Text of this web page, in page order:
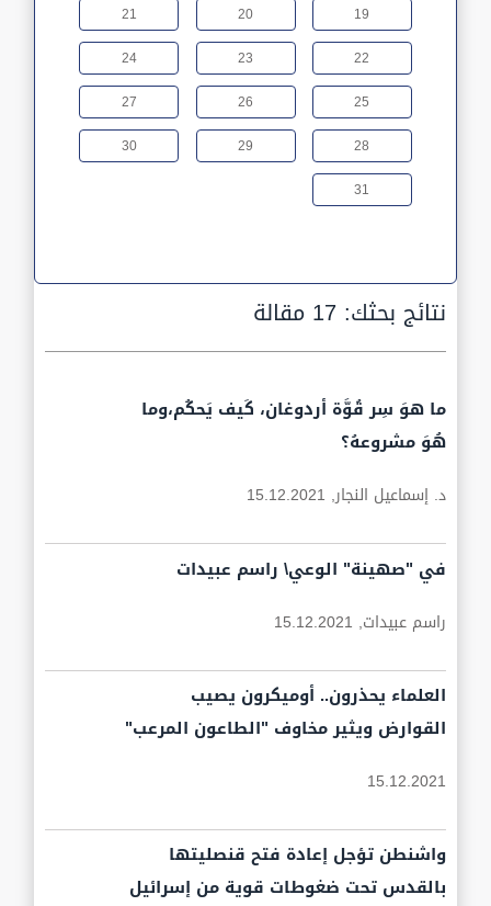
19
20
21
22
23
24
25
26
27
28
29
30
31
نتائج بحثك:17 مقالة
ما هوَ سِر قُوَّة أردوغان، كَيف يَحكُم،وما
هُوَ مشروعهُ؟
د. إسماعيل النجار, 15.12.2021
في "صهينة" الوعي\ راسم عبيدات
راسم عبيدات, 15.12.2021
العلماء يحذرون.. أوميكرون يصيب
القوارض ويثير مخاوف "الطاعون المرعب"
15.12.2021
واشنطن تؤجل إعادة فتح قنصليتها
بالقدس تحت ضغوطات قوية من إسرائيل